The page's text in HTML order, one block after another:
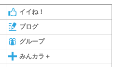
イイね！
ブログ
グループ
みんカラ＋